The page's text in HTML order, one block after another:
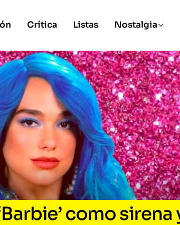
Crítica Listas Nostalgia
como sirena